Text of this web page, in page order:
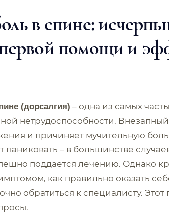
в спине:
помощи и
(дорсалгия) – одна из самых
нетрудоспособности.
и причиняет мучительную
паниковать – в большинстве
поддается лечению. Однако
как правильно оказать
обратиться к специалисту.